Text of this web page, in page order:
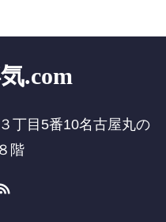
.com
丁目5番10名古屋丸の
階